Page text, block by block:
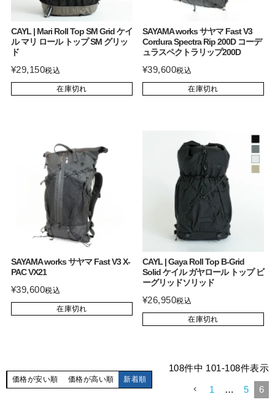
CAYL | Mari Roll Top SM Grid ケイ
ル マリ ロール トップ SM グリッ
ド
¥29,150税込
在庫切れ
SAYAMA works サヤマ Fast V3
Cordura Spectra Rip 200D コーデ
ュラスペクトラリップ200D
¥39,600税込
在庫切れ
SAYAMA works サヤマ Fast V3 X-
PAC VX21
¥39,600税込
在庫切れ
CAYL | Gaya Roll Top B-Grid
Solid ケイル ガヤロール トップ ビ
ーグリッドソリッド
¥26,950税込
在庫切れ
価格が安い順 価格が高い順 新着順
108件中 101-108件表示
1 … 5 6